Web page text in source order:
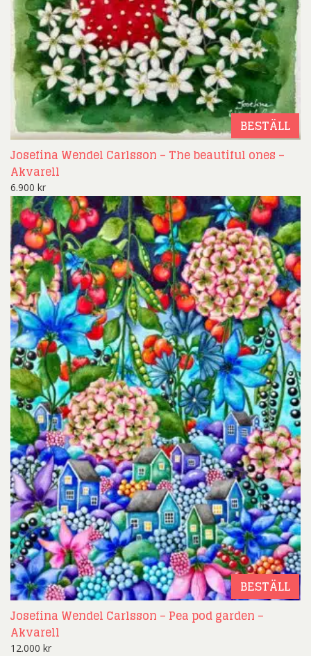
BESTÄLL
Josefina Wendel Carlsson – The beautiful ones –
Akvarell
6.900 kr
BESTÄLL
Josefina Wendel Carlsson – Pea pod garden –
Akvarell
12.000 kr